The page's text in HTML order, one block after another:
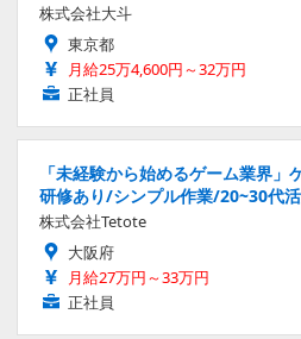
株式会社大斗
東京都
月給25万4,600円～32万円
正社員
「未経験から始めるゲーム業界
研修あり/シンプル作業/20~30代
株式会社Tetote
大阪府
月給27万円～33万円
正社員